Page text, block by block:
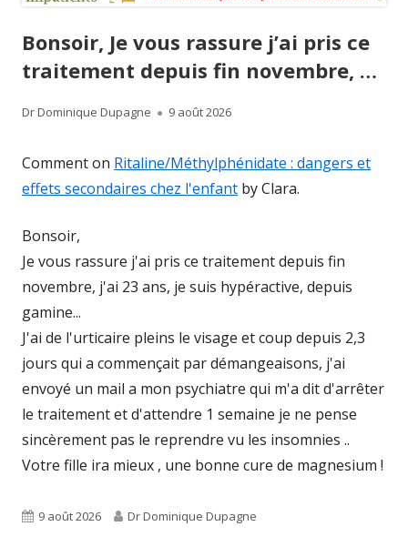
Bonsoir, Je vous rassure j’ai pris ce
traitement depuis fin novembre, …
Author
Dr Dominique Dupagne
Published
9 août 2026
Comment on Ritaline/Méthylphénidate : dangers et
effets secondaires chez l'enfant by Clara.
Bonsoir,
Je vous rassure j'ai pris ce traitement depuis fin
novembre, j'ai 23 ans, je suis hypéractive, depuis
gamine...
J'ai de l'urticaire pleins le visage et coup depuis 2,3
jours qui a commençait par démangeaisons, j'ai
envoyé un mail a mon psychiatre qui m'a dit d'arrêter
le traitement et d'attendre 1 semaine je ne pense
sincèrement pas le reprendre vu les insomnies ..
Votre fille ira mieux , une bonne cure de magnesium !
Published
9 août 2026 Author
Dr Dominique Dupagne